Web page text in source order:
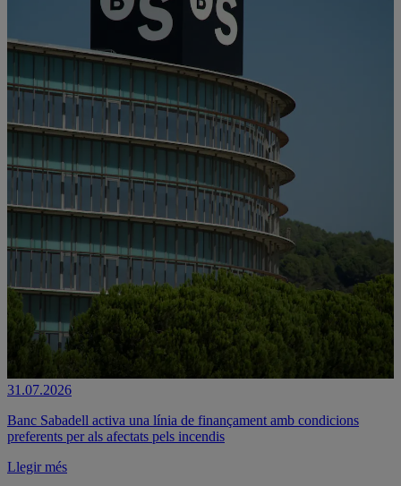
31.07.2026
Banc Sabadell activa una línia de finançament amb condicions
preferents per als afectats pels incendis
Llegir més